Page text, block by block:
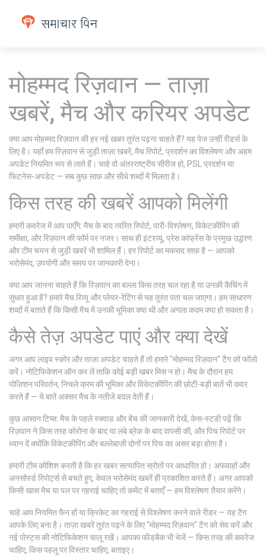
मोहम्मद रिज़वान — ताज़ा
खबरें, मैच और करियर अपडेट
क्या आप मोहम्मद रिज़वान की हर नई खबर तुरंत पढ़ना चाहते हैं? यह पेज उन्हीं रीडर्स के
लिए है। यहाँ हम रिज़वान से जुड़ी ताज़ा खबरें, मैच रिपोर्ट, प्रदर्शन का विश्लेषण और अहम
अपडेट नियमित रूप से लाते हैं। चाहे वो अंतरराष्ट्रीय सीरीज हो, PSL प्रदर्शन या
फिटनेस-अपडेट — सब कुछ साफ़ और सीधे शब्दों में मिलता है।
किस तरह की खबरें आपको मिलेंगी
हमारी कवरेज में आप पाएँगे: मैच के बाद त्वरित रिपोर्ट, पारी-विश्लेषण, विकेटकीपिंग की
समीक्षा, और रिज़वान की फॉर्म पर नजर। साथ ही इंटरव्यू, प्रेस कांफ्रेंस के प्रमुख उद्धरण
और टीम चयन से जुड़ी खबरें भी शामिल हैं। हर रिपोर्ट का मकसद साफ़ है — आपको
भरोसेमंद, उपयोगी और समय पर जानकारी देना।
क्या आप जानना चाहते हैं कि रिज़वान का बल्ला किस तरह चल रहा है या उनकी कैचिंग में
सुधार हुआ है? हमारे मैच रिव्यू और प्लेयर-रेटिंग से यह तुरंत पता चल जाएगा। हम साधारण
शब्दों में बताते हैं कि किसी मैच में उनकी भूमिका क्या थी और अगला कदम क्या हो सकता है।
कैसे तेज़ अपडेट पाएं और क्या देखें
अगर आप लाइव स्कोर और ताज़ा अपडेट चाहते हैं तो हमारे "मोहम्मद रिज़वान" टैग को फॉलो
करें। नोटिफिकेशन ऑन कर लें ताकि कोई बड़ी खबर मिस न हो। मैच के दौरान हम
पोज़िशन परिवर्तन, निचले क्रम की भूमिका और विकेटकीपिंग की छोटी-बड़ी बातें भी कवर
करते हैं — ये बातें अक्सर मैच के नतीजे बदल देती हैं।
कुछ आसान टिप्स: मैच के पहले स्क्वाड और बेंच की जानकारी देखें, केस-स्टडी पढ़ें कि
रिज़वान ने किस तरह कोरोना के बाद या लंबे ब्रेक के बाद वापसी की, और पिच रिपोर्ट पर
ध्यान दें क्योंकि विकेटकीपिंग और बल्लेबाज़ी दोनों पर पिच का असर बड़ा होता है।
हमारी टीम कोशिश करती है कि हर खबर सत्यापित स्रोतों पर आधारित हो। अफवाहों और
अनसोर्स्ड रिपोर्ट्स से बचते हुए, केवल भरोसेमंद खबरें ही प्रकाशित करते हैं। अगर आपको
किसी खास मैच या पल पर गहराई चाहिए तो कमेंट में बताएँ — हम विश्लेषण तैयार करेंगे।
चाहे आप नियमित फैन हों या क्रिकेट का गहराई से विश्लेषण करने वाले रीडर — यह टैग
आपके लिए बना है। ताज़ा खबरें तुरंत पढ़ने के लिए "मोहम्मद रिज़वान" टैग को सेव करें और
नई पोस्ट्स की नोटिफिकेशन चालू रखें। आपका फीडबैक भी भेजें — किस तरह की कवरेज
चाहिए, किस पहलू पर विस्तार चाहिए, बताइए।